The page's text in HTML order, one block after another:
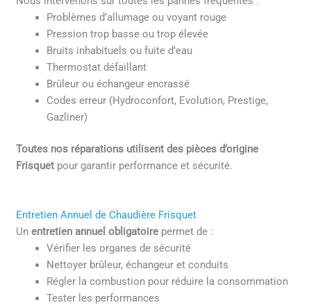
Problèmes d’allumage ou voyant rouge
Pression trop basse ou trop élevée
Bruits inhabituels ou fuite d’eau
Thermostat défaillant
Brûleur ou échangeur encrassé
Codes erreur (Hydroconfort, Evolution, Prestige,
Gazliner)
Toutes nos réparations utilisent des pièces d’origine
Frisquet pour garantir performance et sécurité.
Entretien Annuel de Chaudière Frisquet
Unentretien annuel obligatoire permet de :
Vérifier les organes de sécurité
Nettoyer brûleur, échangeur et conduits
Régler la combustion pour réduire la consommation
Tester les performances